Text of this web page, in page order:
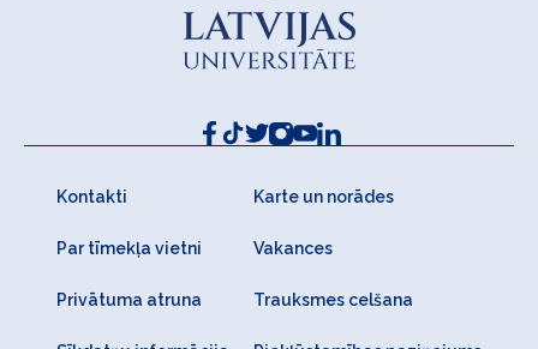
Kontakti Karte un norādes
Par tīmekļa vietni Vakances
Privātuma atruna Trauksmes celšana